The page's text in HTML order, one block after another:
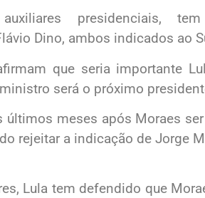
presidenciais,
Dino, ambos indicados ao
que seria importante
será o próximo
meses após Moraes
rejeitar a indicação de Jorge
Lula tem defendido que